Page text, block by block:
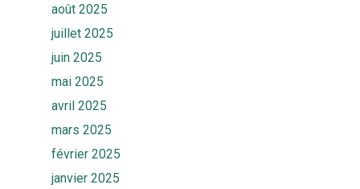
août 2025
juillet 2025
juin 2025
mai 2025
avril 2025
mars 2025
février 2025
janvier 2025